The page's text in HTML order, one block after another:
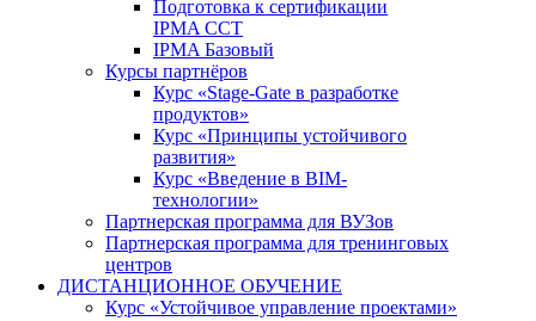
Подготовка к сертификации
IPMA CCT
IPMA Базовый
Курсы партнёров
Курс «Stage-Gate в разработке
продуктов»
Курс «Принципы устойчивого
развития»
Курс «Введение в BIM-
технологии»
Партнерская программа для ВУЗов
Партнерская программа для тренинговых
центров
ДИСТАНЦИОННОЕ ОБУЧЕНИЕ
Курс «Устойчивое управление проектами»